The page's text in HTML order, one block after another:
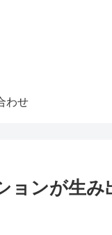
わせ
ョンが生み